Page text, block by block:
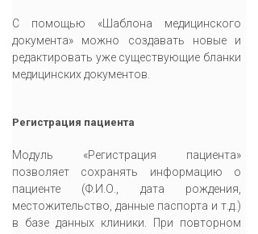
С помощью «Шаблона медицинского
документа» можно создавать новые и
редактировать уже существующие бланки
медицинских документов.
Регистрация пациента
Модуль «Регистрация пациента»
позволяет сохранять информацию о
пациенте (Ф.И.О., дата рождения,
местожительство, данные паспорта и т.д.)
в базе данных клиники. При повторном